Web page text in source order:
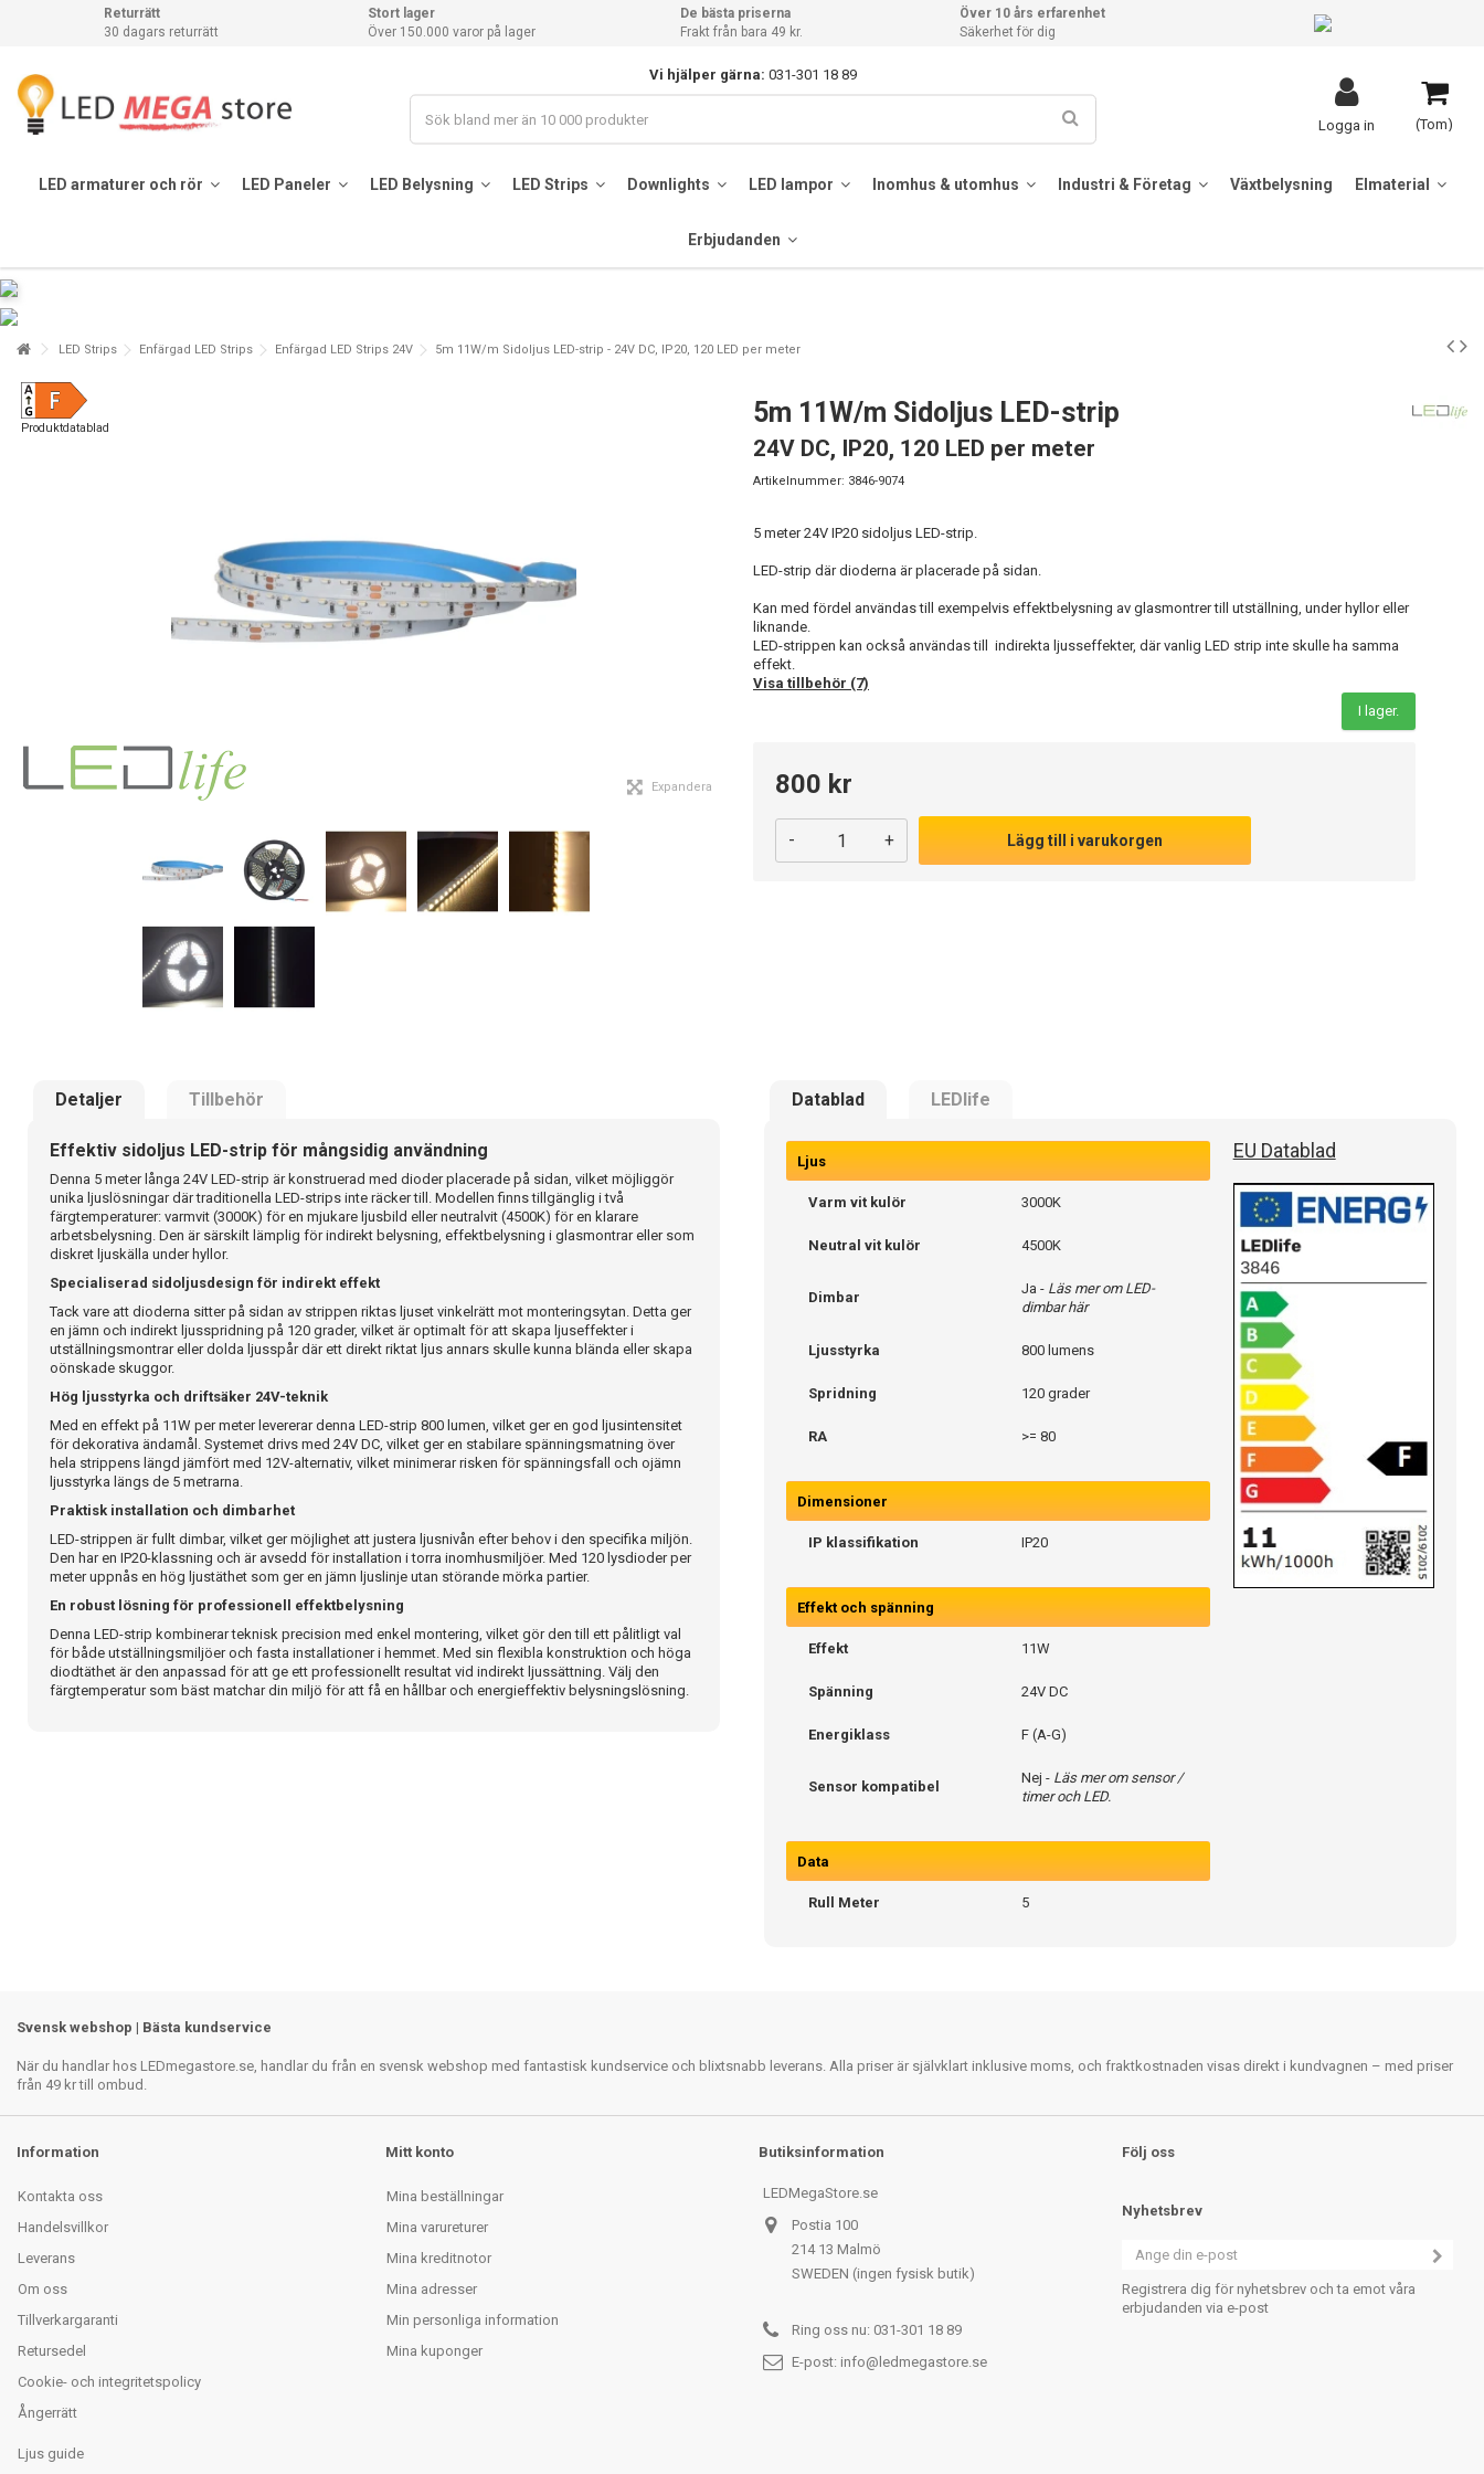
Returrätt
30 dagars returrätt
Stort lager
Över 150.000 varor på lager
De bästa priserna
Frakt från bara 49 kr.
Över 10 års erfarenhet
Säkerhet för dig
Vi hjälper gärna: 031-301 18 89
(Tom)
Logga in
LED armaturer och rör LED Paneler LED Belysning LED Strips Downlights LED lampor Inomhus & utomhus Industri & Företag Växtbelysning Elmaterial
Erbjudanden
LED Strips Enfärgad LED Strips Enfärgad LED Strips 24V 5m 11W/m Sidoljus LED-strip - 24V DC, IP20, 120 LED per meter
Produktdatablad
Expandera
5m 11W/m Sidoljus LED-strip
24V DC, IP20, 120 LED per meter
Artikelnummer: 3846-9074
5 meter 24V IP20 sidoljus LED-strip.
LED-strip där dioderna är placerade på sidan.
Kan med fördel användas till exempelvis effektbelysning av glasmontrer till utställning, under hyllor eller
liknande.
LED-strippen kan också användas till indirekta ljusseffekter, där vanlig LED strip inte skulle ha samma
effekt.
Visa tillbehör (7)
I lager.
800 kr
- + Lägg till i varukorgen
Detaljer Tillbehör Datablad LEDlife
Effektiv sidoljus LED-strip för mångsidig användning
Denna 5 meter långa 24V LED-strip är konstruerad med dioder placerade på sidan, vilket möjliggör
unika ljuslösningar där traditionella LED-strips inte räcker till. Modellen finns tillgänglig i två
färgtemperaturer: varmvit (3000K) för en mjukare ljusbild eller neutralvit (4500K) för en klarare
arbetsbelysning. Den är särskilt lämplig för indirekt belysning, effektbelysning i glasmontrar eller som
diskret ljuskälla under hyllor.
Specialiserad sidoljusdesign för indirekt effekt
Tack vare att dioderna sitter på sidan av strippen riktas ljuset vinkelrätt mot monteringsytan. Detta ger
en jämn och indirekt ljusspridning på 120 grader, vilket är optimalt för att skapa ljuseffekter i
utställningsmontrar eller dolda ljusspår där ett direkt riktat ljus annars skulle kunna blända eller skapa
oönskade skuggor.
Hög ljusstyrka och driftsäker 24V-teknik
Med en effekt på 11W per meter levererar denna LED-strip 800 lumen, vilket ger en god ljusintensitet
för dekorativa ändamål. Systemet drivs med 24V DC, vilket ger en stabilare spänningsmatning över
hela strippens längd jämfört med 12V-alternativ, vilket minimerar risken för spänningsfall och ojämn
ljusstyrka längs de 5 metrarna.
Praktisk installation och dimbarhet
LED-strippen är fullt dimbar, vilket ger möjlighet att justera ljusnivån efter behov i den specifika miljön.
Den har en IP20-klassning och är avsedd för installation i torra inomhusmiljöer. Med 120 lysdioder per
meter uppnås en hög ljustäthet som ger en jämn ljuslinje utan störande mörka partier.
En robust lösning för professionell effektbelysning
Denna LED-strip kombinerar teknisk precision med enkel montering, vilket gör den till ett pålitligt val
för både utställningsmiljöer och fasta installationer i hemmet. Med sin flexibla konstruktion och höga
diodtäthet är den anpassad för att ge ett professionellt resultat vid indirekt ljussättning. Välj den
färgtemperatur som bäst matchar din miljö för att få en hållbar och energieffektiv belysningslösning.
Ljus
Varm vit kulör 3000K
Neutral vit kulör 4500K
Dimbar
Ja - Läs mer om LED-
dimbar här
Ljusstyrka 800 lumens
Spridning 120 grader
RA >= 80
Dimensioner
IP klassifikation IP20
Effekt och spänning
Effekt 11W
Spänning 24V DC
Energiklass F (A-G)
Sensor kompatibel
Nej - Läs mer om sensor /
timer och LED.
Data
Rull Meter 5
EU Datablad
Svensk webshop | Bästa kundservice
När du handlar hos LEDmegastore.se, handlar du från en svensk webshop med fantastisk kundservice och blixtsnabb leverans. Alla priser är självklart inklusive moms, och fraktkostnaden visas direkt i kundvagnen – med priser
från 49 kr till ombud.
Information
Kontakta oss
Handelsvillkor
Leverans
Om oss
Tillverkargaranti
Retursedel
Cookie- och integritetspolicy
Ångerrätt
Ljus guide
Mitt konto
Mina beställningar
Mina varureturer
Mina kreditnotor
Mina adresser
Min personliga information
Mina kuponger
Butiksinformation
LEDMegaStore.se
Postia 100
214 13 Malmö
SWEDEN (ingen fysisk butik)
Ring oss nu: 031-301 18 89
E-post: info@ledmegastore.se
Följ oss
Nyhetsbrev
Registrera dig för nyhetsbrev och ta emot våra
erbjudanden via e-post